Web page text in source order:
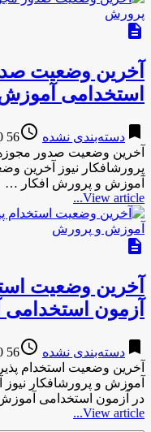
description
آخرین وضعیت
استخدامی
bookmark دسته‌بندی نشده access_time
56 years ago
آخرین وضعیت صدور
پرورشافکار نیوز آخرین
آموزش و پرورش افکار …
View article...
description
آخرین وضعیت
آزمون
bookmark دسته‌بندی نشده access_time
56 years ago
آخرین وضعیت استخدام
آموزش و پرورشافکار
در آزمون استخدامی
View article...